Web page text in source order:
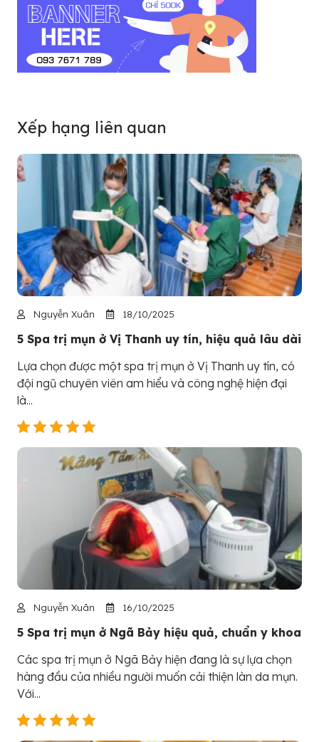
Xếp hạng liên quan
Nguyễn Xuân 18/10/2025
5 Spa trị mụn ở Vị Thanh uy tín, hiệu quả lâu dài
Lựa chọn được một spa trị mụn ở Vị Thanh uy tín, có
đội ngũ chuyên viên am hiểu và công nghệ hiện đại
là...
Nguyễn Xuân 16/10/2025
5 Spa trị mụn ở Ngã Bảy hiệu quả, chuẩn y khoa
Các spa trị mụn ở Ngã Bảy hiện đang là sự lựa chọn
hàng đầu của nhiều người muốn cải thiện làn da mụn.
Với...